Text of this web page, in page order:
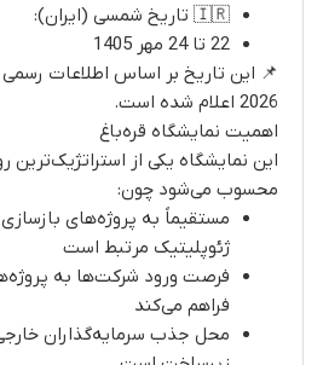
🇮🇷 تاریخ شمسی (ایران):
22 تا 24 مهر 1405
📌 این تاریخ بر اساس اطلاعات رسمی
2026 اعلام شده است.
اهمیت نمایشگاه قره‌باغ
این نمایشگاه یکی از استراتژیک‌ترین
محسوب می‌شود چون:
مستقیماً به پروژه‌های بازسازی
ژئوپلیتیک مرتبط است
فرصت ورود شرکت‌ها به پروژه‌های
فراهم می‌کند
محل جذب سرمایه‌گذاران خارجی